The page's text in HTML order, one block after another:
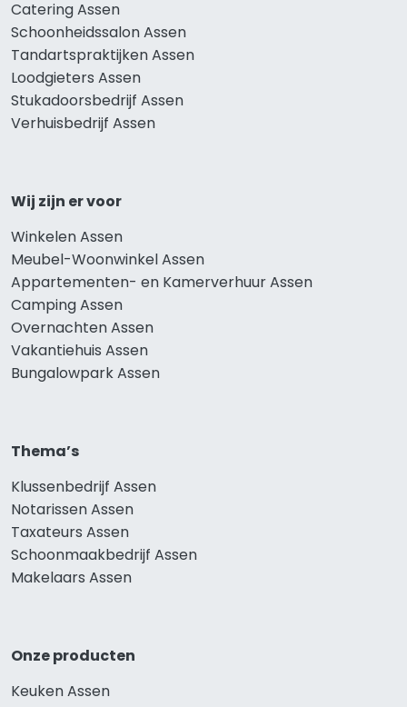
Catering Assen
Schoonheidssalon Assen
Tandartspraktijken Assen
Loodgieters Assen
Stukadoorsbedrijf Assen
Verhuisbedrijf Assen
Wij zijn er voor
Winkelen Assen
Meubel-Woonwinkel Assen
Appartementen- en Kamerverhuur Assen
Camping Assen
Overnachten Assen
Vakantiehuis Assen
Bungalowpark Assen
Thema’s
Klussenbedrijf Assen
Notarissen Assen
Taxateurs Assen
Schoonmaakbedrijf Assen
Makelaars Assen
Onze producten
Keuken Assen